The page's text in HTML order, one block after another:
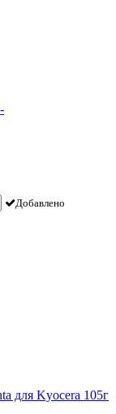
Добавлено
для Kyocera 105г